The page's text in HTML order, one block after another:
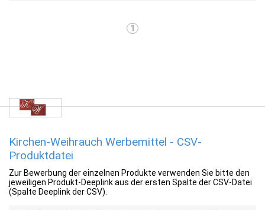
1
Kirchen-Weihrauch Werbemittel - CSV-
Produktdatei
Zur Bewerbung der einzelnen Produkte verwenden Sie bitte den
jeweiligen Produkt-Deeplink aus der ersten Spalte der CSV-Datei
(Spalte Deeplink der CSV).